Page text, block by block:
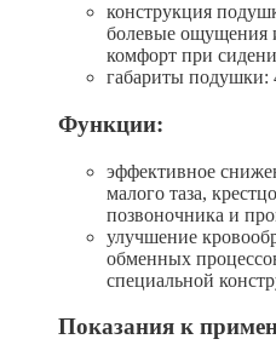
конструкция
болевые ощущения
комфорт при
габариты подушки:
Функции:
эффективное
малого таза,
позвоночника и
улучшение
обменных
специальной
Показания к